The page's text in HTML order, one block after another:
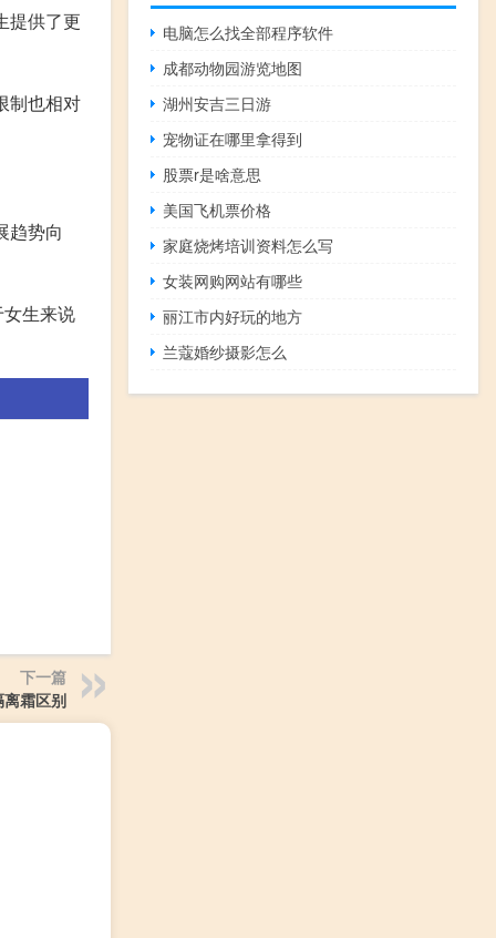
提供了更
制也相对
趋势向
生来说
下一篇
霜区别
电脑怎么找全部程序软件
成都动物园游览地图
湖州安吉三日游
宠物证在哪里拿得到
股票r是啥意思
美国飞机票价格
家庭烧烤培训资料怎么写
女装网购网站有哪些
丽江市内好玩的地方
兰蔻婚纱摄影怎么